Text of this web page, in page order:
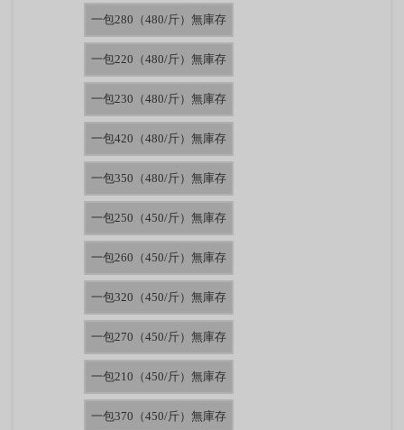
一包280（480/斤）無庫存
一包220（480/斤）無庫存
一包230（480/斤）無庫存
一包420（480/斤）無庫存
一包350（480/斤）無庫存
一包250（450/斤）無庫存
一包260（450/斤）無庫存
一包320（450/斤）無庫存
一包270（450/斤）無庫存
一包210（450/斤）無庫存
一包370（450/斤）無庫存